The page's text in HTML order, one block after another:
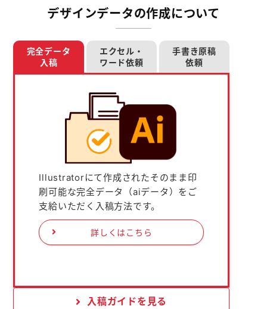
デザインデータの作成について
完全データ
入稿
エクセル・
ワード依頼
手書き原稿
依頼
Illustratorにて作成されたそのまま印
刷可能な完全データ（aiデータ）をご
支給いただく入稿方法です。
詳しくはこちら
入稿ガイドを見る